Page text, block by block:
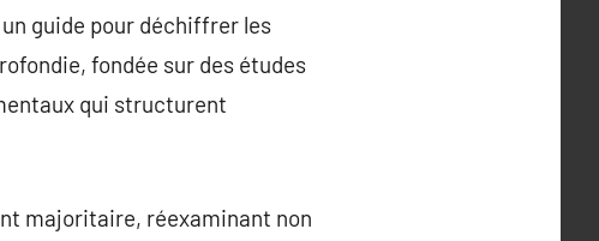
guide pour déchiffrer les
fondée sur des études
qui structurent
majoritaire, réexaminant non